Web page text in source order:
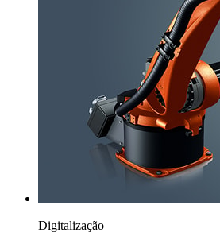
Digitalização